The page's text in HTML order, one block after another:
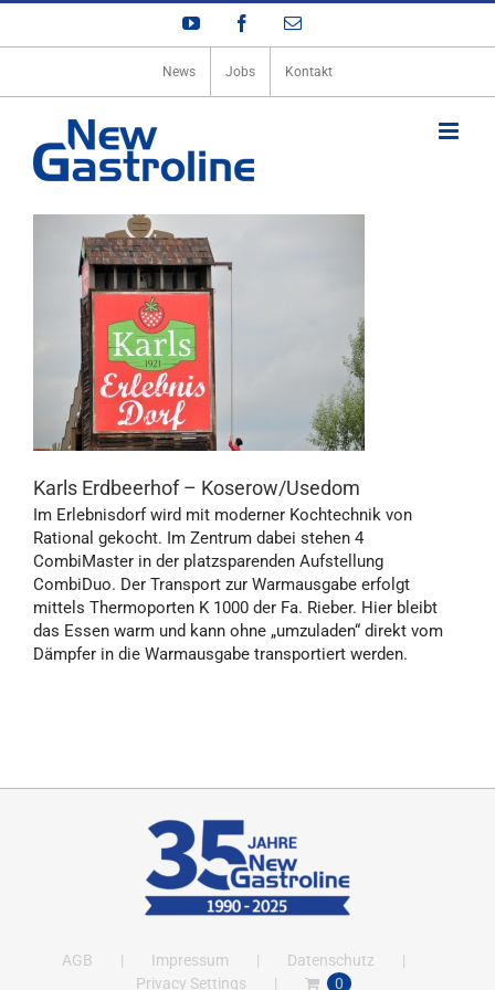
Zum
YouTube Facebook
E-
News Jobs Kontakt
Karls Erdbeerhof – Koserow/Usedom
Im Erlebnisdorf wird mit moderner Kochtechnik von
Rational gekocht. Im Zentrum dabei stehen 4
CombiMaster in der platzsparenden Aufstellung
CombiDuo. Der Transport zur Warmausgabe erfolgt
mittels Thermoporten K 1000 der Fa. Rieber. Hier bleibt
das Essen warm und kann ohne „umzuladen“ direkt vom
Dämpfer in die Warmausgabe transportiert werden.
AGB Impressum
Datenschutz
Privacy Settings
0